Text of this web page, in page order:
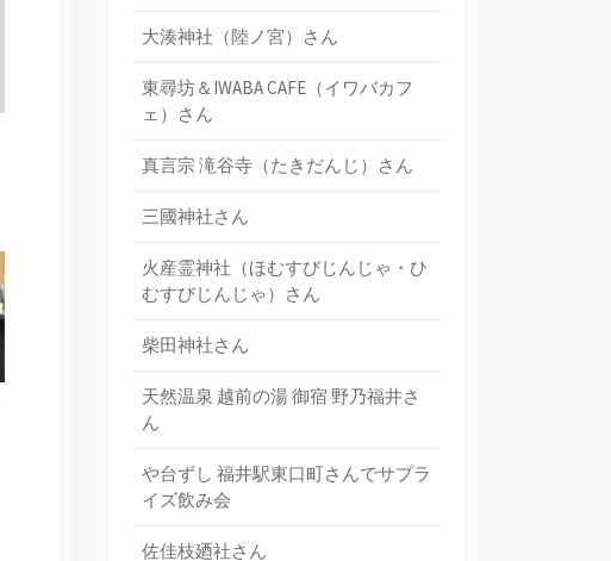
大湊神社（陸ノ宮）さん
東尋坊＆IWABA CAFE（イワバカフ
ェ）さん
真言宗 滝谷寺（たきだんじ）さん
三國神社さん
火産霊神社（ほむすびじんじゃ・ひ
むすびじんじゃ）さん
柴田神社さん
天然温泉 越前の湯 御宿 野乃福井さ
ん
や台ずし 福井駅東口町さんでサプラ
イズ飲み会
佐佳枝廼社さん